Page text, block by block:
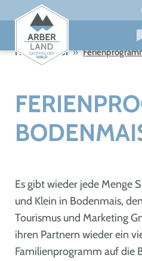
to
content
Home » POI »
Es gibt wieder jede Menge
und Klein in Bodenmais,
Tourismus und Marketing
ihren Partnern wieder ein
Familienprogramm auf die